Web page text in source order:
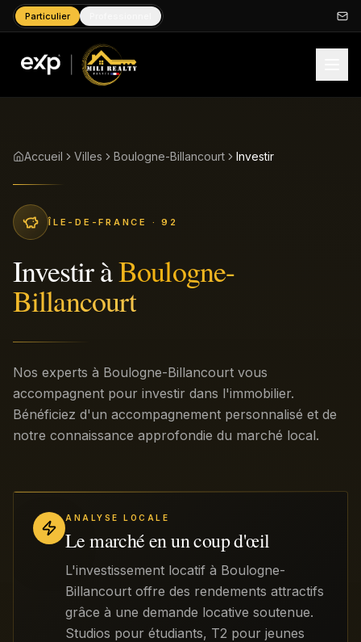
Particulier
Accueil Villes Boulogne-Billancourt Investir
ÎLE-DE-FRANCE · 92
InvestiràBoulogne-
Billancourt
Nos experts à Boulogne-Billancourt vous
accompagnent pour investir dans l'immobilier.
Bénéficiez d'un accompagnement personnalisé et de
notre connaissance approfondie du marché local.
ANALYSE LOCALE
Le marché en un coup d'œil
L'investissement locatif à Boulogne-
Billancourt offre des rendements attractifs
grâce à une demande locative soutenue.
Studios pour étudiants, T2 pour jeunes